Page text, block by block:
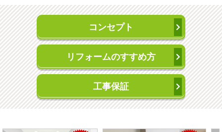
コンセプト
リフォームのすすめ方
工事保証